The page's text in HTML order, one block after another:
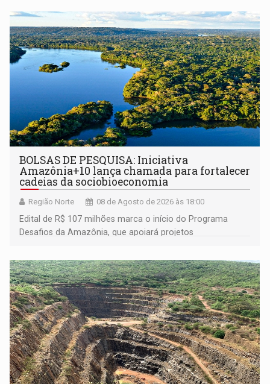
BOLSAS DE PESQUISA: Iniciativa
Amazônia+10 lança chamada para fortalecer
cadeias da sociobioeconomia
Região Norte 08 de Agosto de 2026 às 18:00
Edital de R$ 107 milhões marca o início do Programa
Desafios da Amazônia, que apoiará projetos
submissão de pré-propostas poderá ser feita até 1º de
setembro